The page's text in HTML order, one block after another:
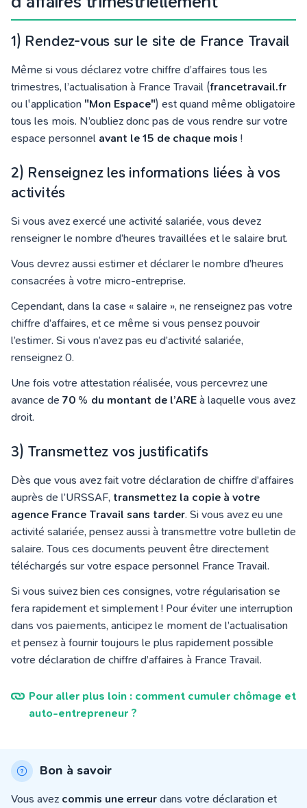
1) Rendez-vous sur le site de France Travail
Même si vous déclarez votre chiffre d’affaires tous les
trimestres, l’actualisation à France Travail (francetravail.fr
ou l'application "Mon Espace") est quand même obligatoire
tous les mois. N’oubliez donc pas de vous rendre sur votre
espace personnel avant le 15 de chaque mois !
2) Renseignez les informations liées à vos
activités
Si vous avez exercé une activité salariée, vous devez
renseigner le nombre d’heures travaillées et le salaire brut.
Vous devrez aussi estimer et déclarer le nombre d’heures
consacrées à votre micro-entreprise.
Cependant, dans la case « salaire », ne renseignez pas votre
chiffre d’affaires, et ce même si vous pensez pouvoir
l’estimer. Si vous n’avez pas eu d’activité salariée,
renseignez 0.
Une fois votre attestation réalisée, vous percevrez une
avance de 70 % du montant de l’ARE à laquelle vous avez
droit.
3) Transmettez vos justificatifs
Dès que vous avez fait votre déclaration de chiffre d’affaires
auprès de l’URSSAF, transmettez la copie à votre
agence France Travail sans tarder. Si vous avez eu une
activité salariée, pensez aussi à transmettre votre bulletin de
salaire. Tous ces documents peuvent être directement
téléchargés sur votre espace personnel France Travail.
Si vous suivez bien ces consignes, votre régularisation se
fera rapidement et simplement ! Pour éviter une interruption
dans vos paiements, anticipez le moment de l’actualisation
et pensez à fournir toujours le plus rapidement possible
votre déclaration de chiffre d’affaires à France Travail.
Pour aller plus loin : comment cumuler chômage et
auto-entrepreneur ?
Bon à savoir
Vous avez commis une erreur dans votre déclaration et